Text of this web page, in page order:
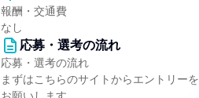
報酬・交通費
なし
応募・選考の流れ
応募・選考の流れ
まずはこちらのサイトからエントリーを